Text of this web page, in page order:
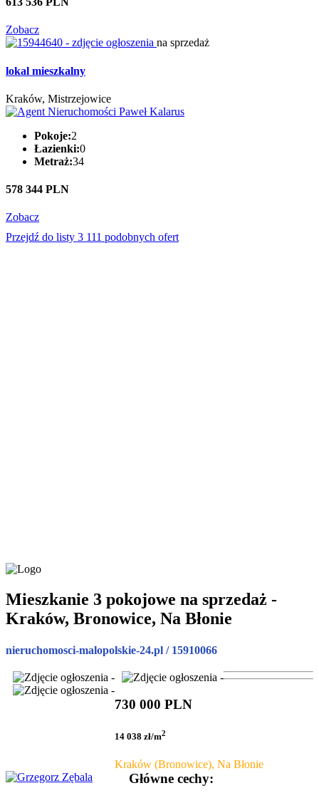
Zobacz
na sprzedaż
lokal mieszkalny
Kraków, Mistrzejowice
Pokoje:2
Łazienki:0
Metraż:34
578 344 PLN
Zobacz
Przejdź do listy 3 111 podobnych ofert
Mieszkanie 3 pokojowe na sprzedaż -
Kraków, Bronowice, Na Błonie
nieruchomosci-malopolskie-24.pl / 15910066
730 000 PLN
14 038 zł/m2
Kraków (Bronowice), Na Błonie
Główne cechy: